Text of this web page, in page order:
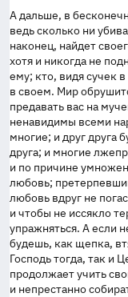
А дальше, в
ведь сколько ни
наконец, найдет
хотя и никогда не
ему; кто, видя сучек
в своем. Мир
предавать вас на
ненавидимы всеми
многие; и друг друга
друга; и многие
и по причине
любовь;
любовь вдруг не
и чтобы не иссякло
упражняться. А если
будешь, как щепка,
Господь тогда, так и
продолжает учить
и непрестанно